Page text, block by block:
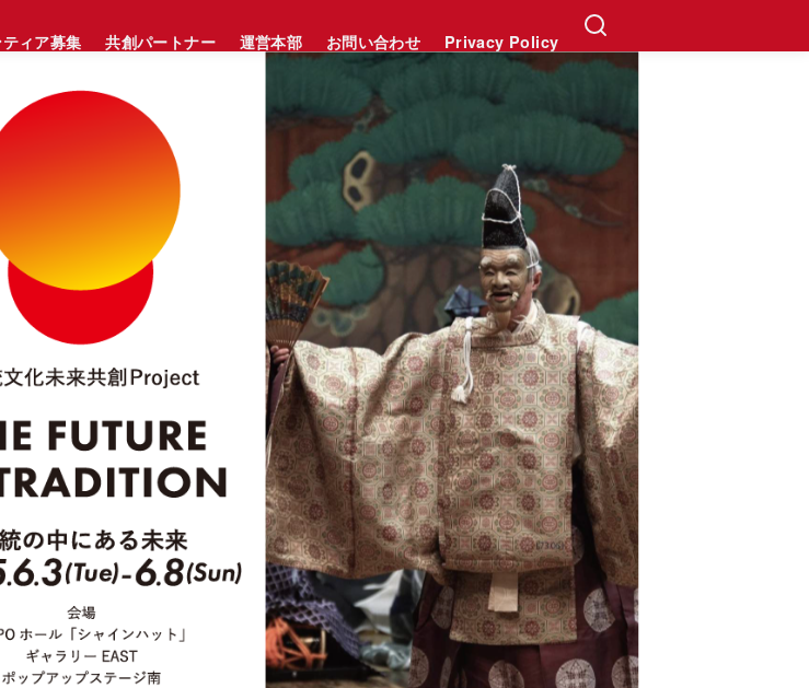
ィア募集 共創パートナー 運営本部 お問い合わせ Privacy Policy